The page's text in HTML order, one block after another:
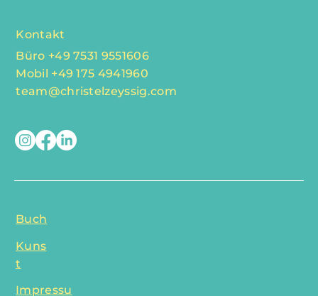
Kontakt
Büro +49 7531 9551606
Mobil +49 175 4941960
team@christelzeyssig.com
Buch
Kuns
t
Impressu